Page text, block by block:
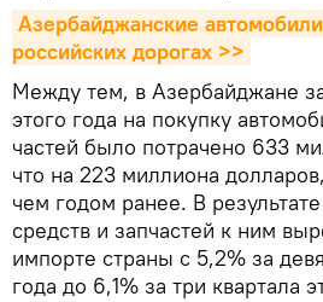
Азербайджанские
российских дорогах >>
Между тем, в Азербайджане
этого года на покупку
частей было потрачено 633
что на 223 миллиона
чем годом ранее. В
средств и запчастей к ним
импорте страны с 5,2% за
года до 6,1% за три квартала